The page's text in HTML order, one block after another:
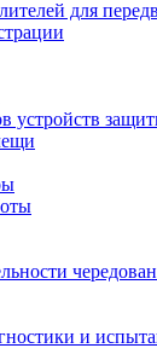
для
устройств
и